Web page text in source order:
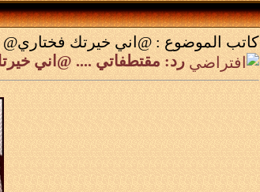
كاتب الموضوع : @اني خيرتك فختاري@
رد: مقتطفاتي .... @اني